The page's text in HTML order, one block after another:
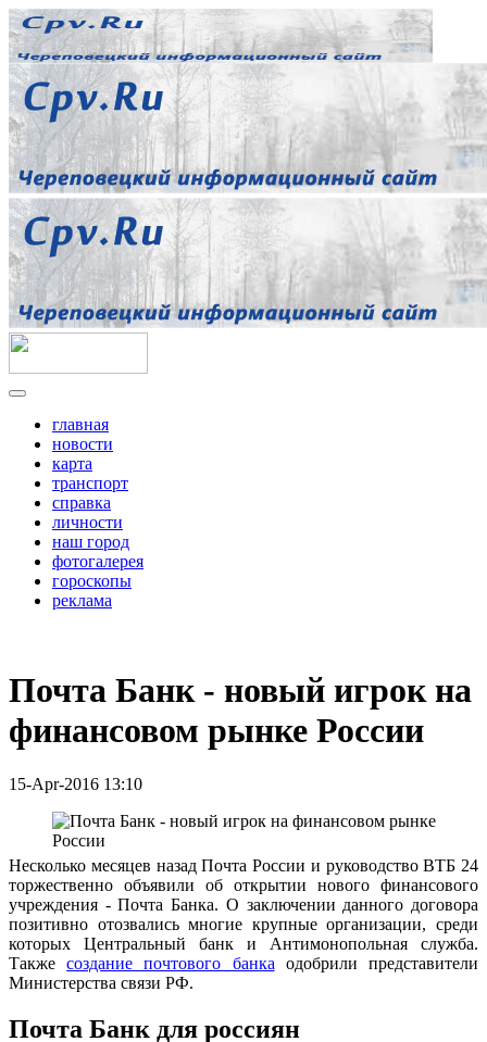
главная
новости
карта
транспорт
справка
личности
наш город
фотогалерея
гороскопы
реклама
Почта Банк - новый игрок на
финансовом рынке России
15-Apr-2016 13:10
Несколько месяцев назад Почта России и руководство ВТБ 24
торжественно объявили об открытии нового финансового
учреждения - Почта Банка. О заключении данного договора
позитивно отозвались многие крупные организации, среди
которых Центральный банк и Антимонопольная служба.
Такжесоздание почтового банка одобрили представители
Министерства связи РФ.
Почта Банк для россиян